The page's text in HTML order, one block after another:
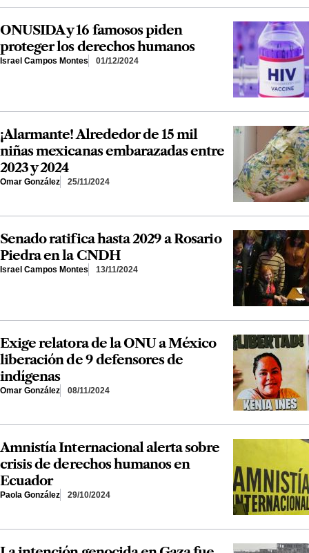
ONUSIDA y 16 famosos piden
proteger los derechos humanos
Israel Campos Montes 01/12/2024
¡Alarmante! Alrededor de 15 mil
niñas mexicanas embarazadas entre
2023 y 2024
Omar González 25/11/2024
Senado ratifica hasta 2029 a Rosario
Piedra en la CNDH
Israel Campos Montes 13/11/2024
Exige relatora de la ONU a México
liberación de 9 defensores de
indígenas
Omar González 08/11/2024
Amnistía Internacional alerta sobre
crisis de derechos humanos en
Ecuador
Paola González 29/10/2024